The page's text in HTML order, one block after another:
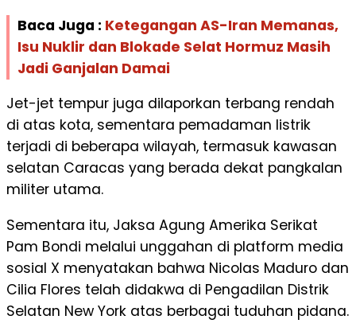
Baca Juga : Ketegangan AS-Iran Memanas,
Isu Nuklir dan Blokade Selat Hormuz Masih
Jadi Ganjalan Damai
Jet-jet tempur juga dilaporkan terbang rendah
di atas kota, sementara pemadaman listrik
terjadi di beberapa wilayah, termasuk kawasan
selatan Caracas yang berada dekat pangkalan
militer utama.
Sementara itu, Jaksa Agung Amerika Serikat
Pam Bondi melalui unggahan di platform media
sosial X menyatakan bahwa Nicolas Maduro dan
Cilia Flores telah didakwa di Pengadilan Distrik
Selatan New York atas berbagai tuduhan pidana.